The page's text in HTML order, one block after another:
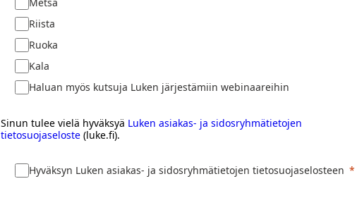
Riista
Ruoka
Kala
Haluan myös kutsuja Luken järjestämiin webinaareihin
Sinun tulee vielä hyväksyä Luken asiakas- ja sidosryhmätietojen
tietosuojaseloste (luke.fi).
Hyväksyn Luken asiakas- ja sidosryhmätietojen tietosuojaselosteen